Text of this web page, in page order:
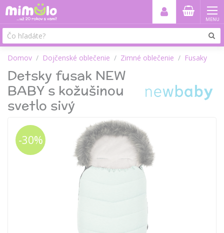
MENU
Domov Dojčenské oblečenie Zimné oblečenie Fusaky
Detsky fusak NEW
BABY s kožušinou
svetlo sivý
-30%